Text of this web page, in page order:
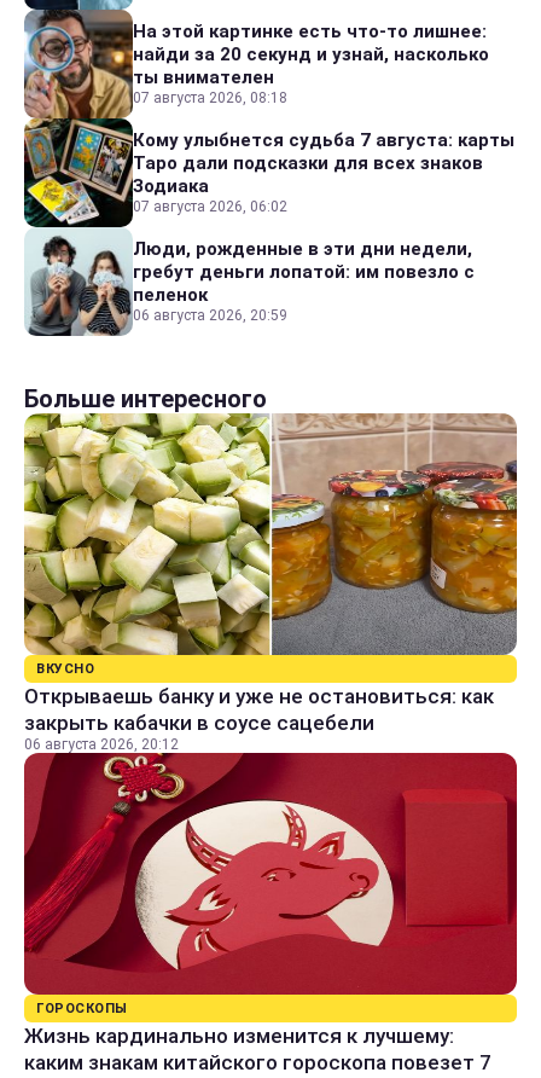
На этой картинке есть что-то лишнее:
найди за 20 секунд и узнай, насколько
ты внимателен
07 августа 2026, 08:18
Кому улыбнется судьба 7 августа: карты
Таро дали подсказки для всех знаков
Зодиака
07 августа 2026, 06:02
Люди, рожденные в эти дни недели,
гребут деньги лопатой: им повезло с
пеленок
06 августа 2026, 20:59
Больше интересного
ВКУСНО
Открываешь банку и уже не остановиться: как
закрыть кабачки в соусе сацебели
06 августа 2026, 20:12
ГОРОСКОПЫ
Жизнь кардинально изменится к лучшему:
каким знакам китайского гороскопа повезет 7